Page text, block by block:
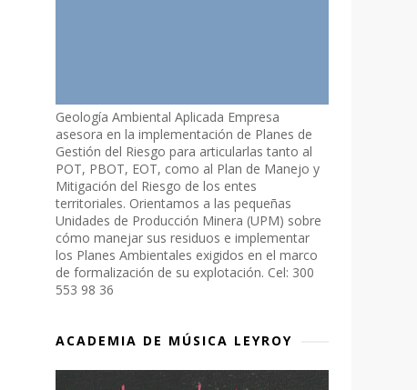
Geología Ambiental Aplicada Empresa
asesora en la implementación de Planes de
Gestión del Riesgo para articularlas tanto al
POT, PBOT, EOT, como al Plan de Manejo y
Mitigación del Riesgo de los entes
territoriales. Orientamos a las pequeñas
Unidades de Producción Minera (UPM) sobre
cómo manejar sus residuos e implementar
los Planes Ambientales exigidos en el marco
de formalización de su explotación. Cel: 300
553 98 36
ACADEMIA DE MÚSICA LEYROY